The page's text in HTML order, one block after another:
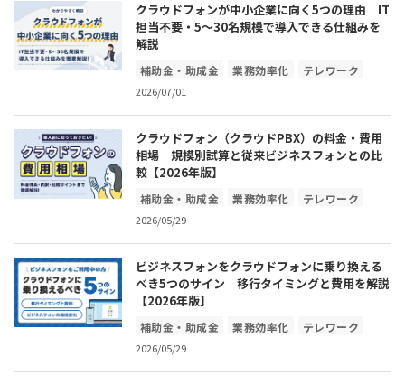
クラウドフォンが中小企業に向く5つの理由｜IT
担当不要・5〜30名規模で導入できる仕組みを
解説
補助金・助成金 業務効率化
テレワーク
コスト削減
2026/07/01
クラウドフォン（クラウドPBX）の料金・費用
相場｜規模別試算と従来ビジネスフォンとの比
較【2026年版】
補助金・助成金 業務効率化
テレワーク
コスト削減
2026/05/29
ビジネスフォンをクラウドフォンに乗り換える
べき5つのサイン｜移行タイミングと費用を解説
【2026年版】
補助金・助成金 業務効率化
テレワーク
コスト削減
2026/05/29